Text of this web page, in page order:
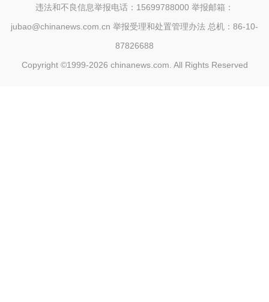
违法和不良信息举报电话：15699788000 举报邮箱：
jubao@chinanews.com.cn 举报受理和处置管理办法 总机：86-10-
87826688
Copyright ©1999-2026 chinanews.com. All Rights Reserved